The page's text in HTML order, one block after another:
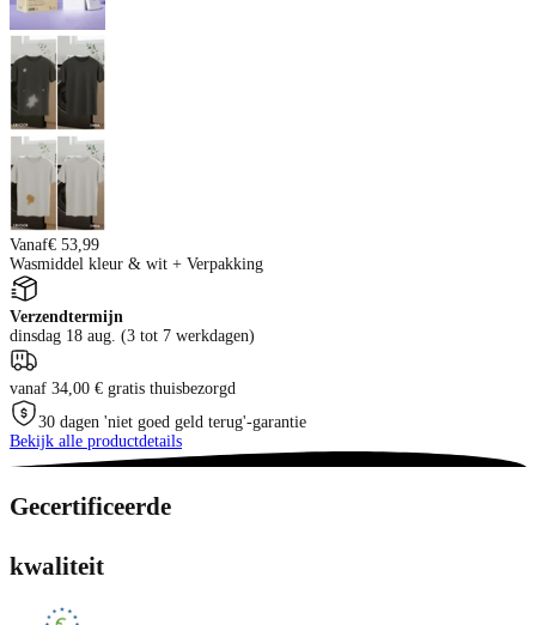
Vanaf€ 53,99
Wasmiddel kleur & wit + Verpakking
Verzendtermijn
dinsdag 18 aug. (3 tot 7 werkdagen)
vanaf 34,00 € gratis thuisbezorgd
30 dagen 'niet goed geld terug'-garantie
Bekijk alle productdetails
Gecertificeerde
kwaliteit